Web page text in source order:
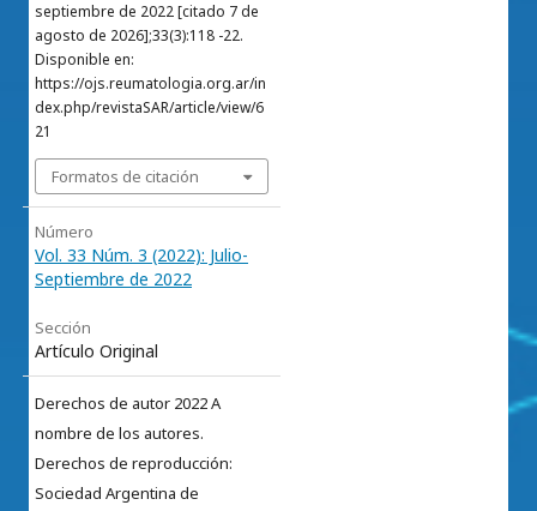
septiembre de 2022 [citado 7 de
agosto de 2026];33(3):118 -22.
Disponible en:
https://ojs.reumatologia.org.ar/in
dex.php/revistaSAR/article/view/6
21
Formatos de citación
Número
Vol. 33 Núm. 3 (2022): Julio-
Septiembre de 2022
Sección
Artículo Original
Derechos de autor 2022 A
nombre de los autores.
Derechos de reproducción:
Sociedad Argentina de